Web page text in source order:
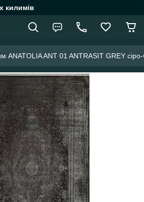
килимів
ANATOLIA ANT 01 ANTRASIT GREY